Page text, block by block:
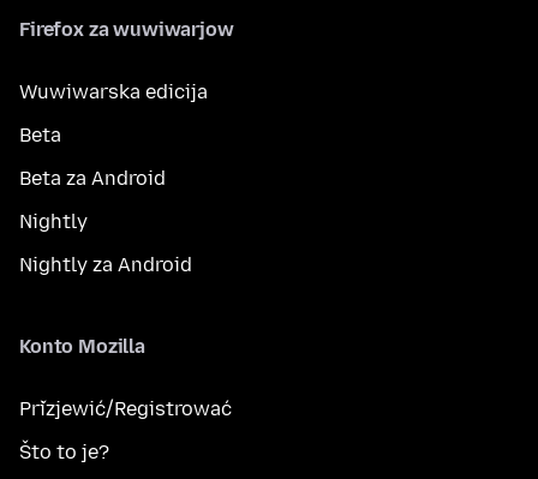
Firefox za wuwiwarjow
Wuwiwarska edicija
Beta
Beta za Android
Nightly
Nightly za Android
Konto Mozilla
Přizjewić/Registrować
Što to je?